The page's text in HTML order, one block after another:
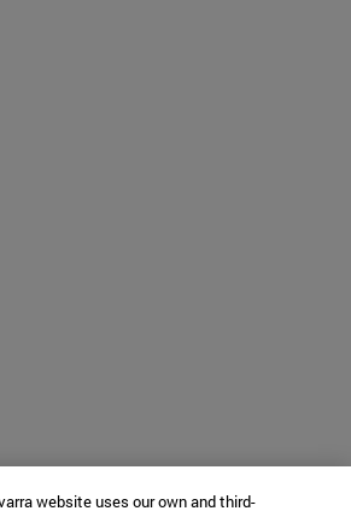
website uses our own and third-